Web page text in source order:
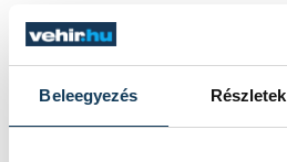
Beleegyezés Részletek